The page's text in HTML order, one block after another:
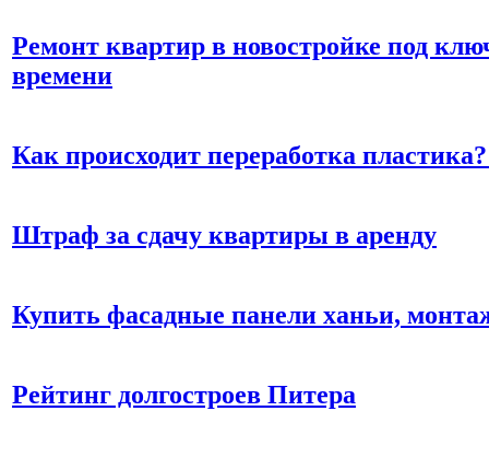
Ремонт квартир в новостройке под
времени
Как происходит переработка
Штраф за сдачу квартиры в аренду
Купить фасадные панели ханьи,
Рейтинг долгостроев Питера